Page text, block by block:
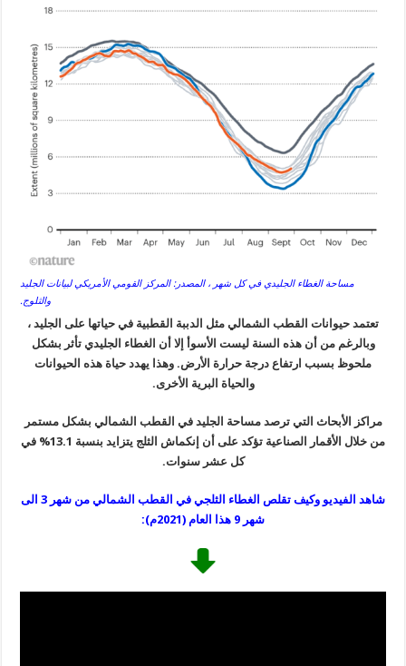
مساحة الغطاء الجليدي في كل شهر ، المصدر: المركز القومي الأمريكي لبيانات الجليد
والثلوج.
تعتمد حيوانات القطب الشمالي مثل الدببة القطبية في حياتها على الجليد ،
وبالرغم من أن هذه السنة ليست الأسوأ إلا أن الغطاء الجليدي تأثر بشكل
ملحوظ بسبب ارتفاع درجة حرارة الأرض. وهذا يهدد حياة هذه الحيوانات
والحياة البرية الأخرى.
مراكز الأبحاث التي ترصد مساحة الجليد في القطب الشمالي بشكل مستمر
من خلال الأقمار الصناعية تؤكد على أن إنكماش الثلج يتزايد بنسبة 13.1% في
كل عشر سنوات.
شاهد الفيديو وكيف تقلص الغطاء الثلجي في القطب الشمالي من شهر 3 الى
شهر 9 هذا العام (2021م):